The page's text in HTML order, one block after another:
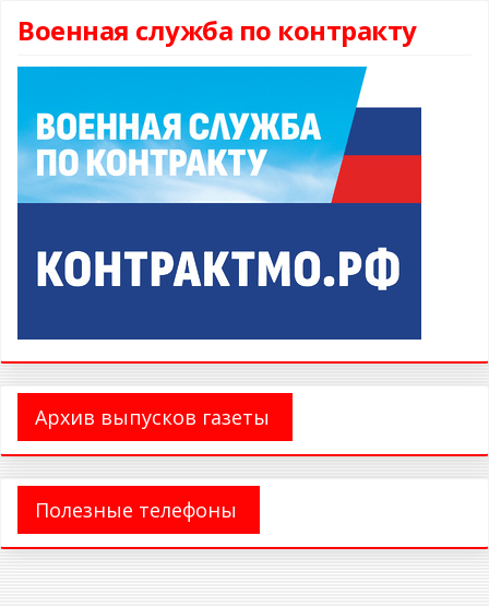
Военная служба по контракту
Архив выпусков газеты
Полезные телефоны